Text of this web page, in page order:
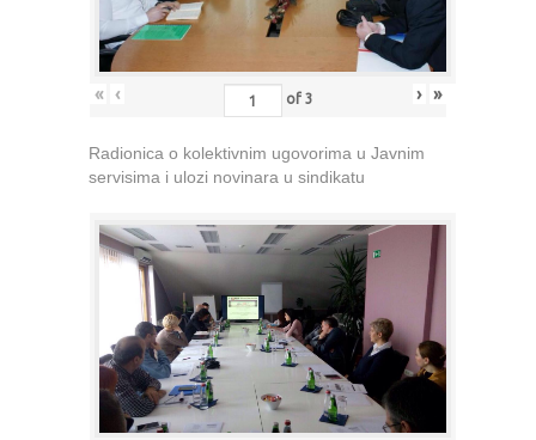
« ‹ of 3 › »
Radionica o kolektivnim ugovorima u Javnim
servisima i ulozi novinara u sindikatu